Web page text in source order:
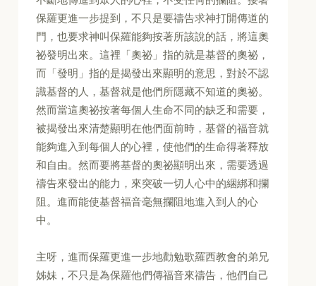
保羅更進一步提到，不只是要禱告求神打開傳道的
門，也要求神叫保羅能夠按著所該說的話，將這奧
祕發明出來。這裡「奧祕」指的就是基督的奧祕，
而「發明」指的是揭發出來顯明的意思，對於不認
識基督的人，基督就是他們所隱藏不知道的奧祕。
然而當這奧祕按著每個人生命不同的缺乏和需要，
被揭發出來清楚顯明在他們面前時，基督的福音就
能夠進入到每個人的心裡，使他們的生命得著釋放
和自由。然而要將基督的奧祕顯明出來，需要透過
禱告來發出的能力，來突破一切人心中的綑綁和攔
阻。進而能使基督福音毫無攔阻地進入到人的心
中。
主呀，進而保羅更進一步地勸勉歌羅西教會的弟兄
姊妹，不只是為保羅他們傳福音來禱告，他們自己